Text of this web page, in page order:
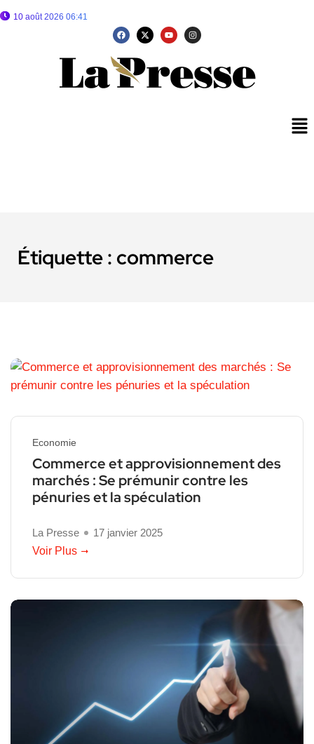
10 août 2026 06:41
Étiquette : commerce
Economie
Commerce et approvisionnement des
marchés : Se prémunir contre les
pénuries et la spéculation
La Presse
17 janvier 2025
Voir Plus